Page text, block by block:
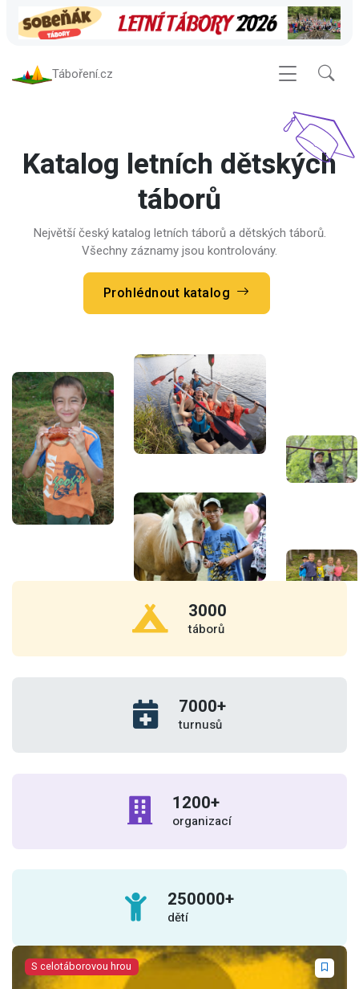
Táboření.cz
Katalog letních dětských
táborů
Největší český katalog letních táborů a dětských táborů.
Všechny záznamy jsou kontrolovány.
Prohlédnout katalog
3000
táborů
7000+
turnusů
1200+
organizací
250000+
dětí
S celotáborovou hrou